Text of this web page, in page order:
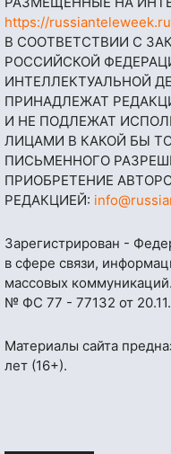
https://russianteleweek.ru
В СООТВЕТСТВИИ С
РОССИЙСКОЙ
ИНТЕЛЛЕКТУАЛЬНОЙ
ПРИНАДЛЕЖАТ
И НЕ ПОДЛЕЖАТ
ЛИЦАМИ В КАКОЙ БЫ
ПИСЬМЕННОГО
ПРИОБРЕТЕНИЕ
РЕДАКЦИЕЙ:
Зарегистрирован -
в сфере связи,
массовых
№ ФС 77 - 77132 от
Материалы сайта
лет (16+).